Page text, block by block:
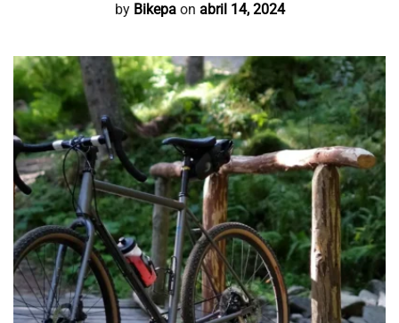
by Bikepa on abril 14, 2024